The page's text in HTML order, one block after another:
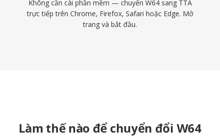
Không cần cài phần mềm — chuyển W64 sang TTA
trực tiếp trên Chrome, Firefox, Safari hoặc Edge. Mở
trang và bắt đầu.
Làm thế nào để chuyển đổi W64